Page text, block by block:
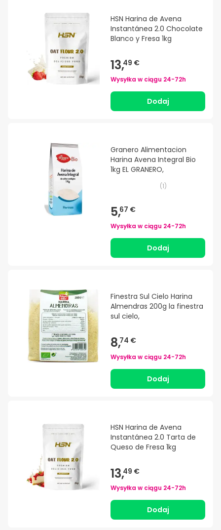
HSN Harina de Avena
Instantánea 2.0 Chocolate
Blanco y Fresa 1kg
13,49 €
Wysyłka w ciągu 24-72h
Dodaj
Granero Alimentacion
Harina Avena Integral Bio
1kg EL GRANERO,
(1)
5,67 €
Wysyłka w ciągu 24-72h
Dodaj
Finestra Sul Cielo Harina
Almendras 200g la finestra
sul cielo,
8,74 €
Wysyłka w ciągu 24-72h
Dodaj
HSN Harina de Avena
Instantánea 2.0 Tarta de
Queso de Fresa 1kg
13,49 €
Wysyłka w ciągu 24-72h
Dodaj